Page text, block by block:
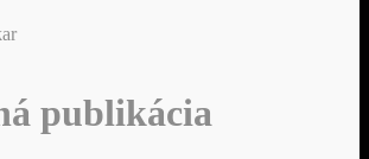
publikácia